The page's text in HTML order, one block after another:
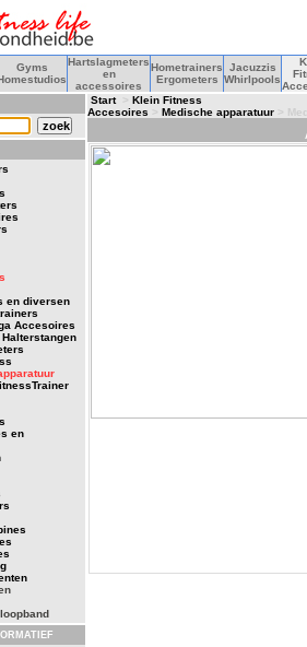
Gyms
Hartslagmeters
en
accessoires
Hometrainers
Ergometers
Jacuzzis
Whirlpools
en diversen
Accesoires
en
Start> Klein Fitness
Accesoires > Medische apparatuur>